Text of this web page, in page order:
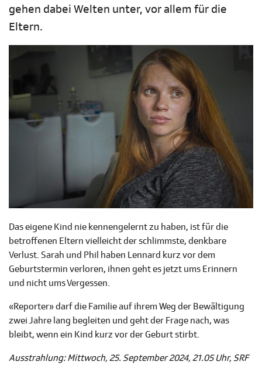
gehen dabei Welten unter, vor allem für die
Eltern.
Das eigene Kind nie kennengelernt zu haben, ist für die
betroffenen Eltern vielleicht der schlimmste, denkbare
Verlust. Sarah und Phil haben Lennard kurz vor dem
Geburtstermin verloren, ihnen geht es jetzt ums Erinnern
und nicht ums Vergessen.
«Reporter» darf die Familie auf ihrem Weg der Bewältigung
zwei Jahre lang begleiten und geht der Frage nach, was
bleibt, wenn ein Kind kurz vor der Geburt stirbt.
Ausstrahlung: Mittwoch, 25. September 2024, 21.05 Uhr, SRF